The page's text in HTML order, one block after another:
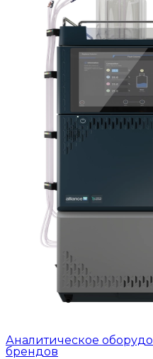
Аналитическое
брендов